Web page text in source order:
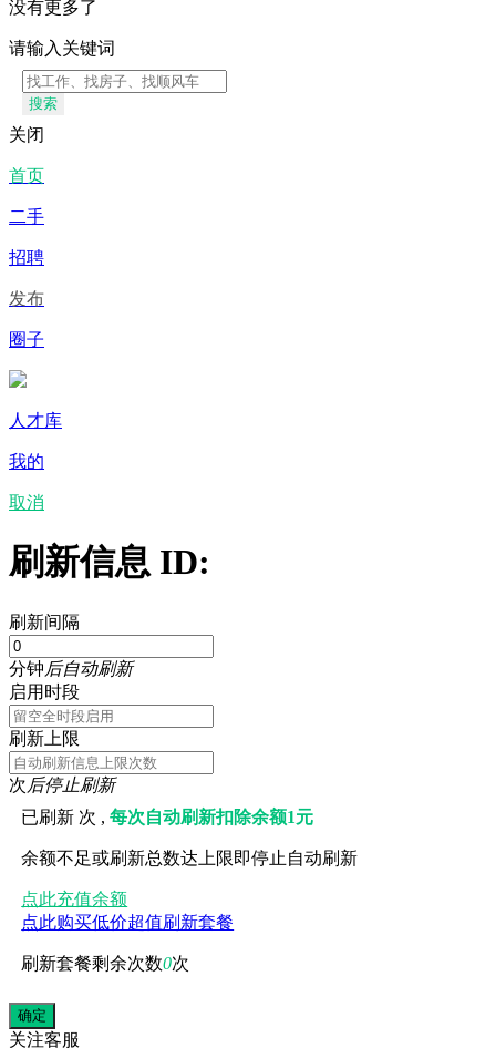
没有更多了
请输入关键词
搜索
关闭
首页
二手
招聘
发布
圈子
人才库
我的
取消
刷新信息 ID:
刷新间隔
分钟后自动刷新
启用时段
刷新上限
次后停止刷新
已刷新 次 ,每次自动刷新扣除余额1元
余额不足或刷新总数达上限即停止自动刷新
点此充值余额
点此购买低价超值刷新套餐
刷新套餐剩余次数0次
关注客服